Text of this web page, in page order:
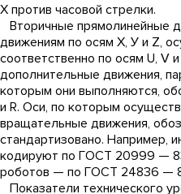
X против часовой стрелки.
Вторичные прямолинейные
движениям по осям X, У и Z,
соответственно по осям U, V
дополнительные движения,
которым они выполняются,
и R. Оси, по которым
вращательные движения,
стандартизовано. Например,
кодируют по ГОСТ 20999 —
роботов — по ГОСТ 24836 —
Показатели технического